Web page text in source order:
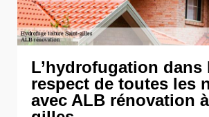
L’hydrofugation dans
respect de toutes les
avec ALB rénovation